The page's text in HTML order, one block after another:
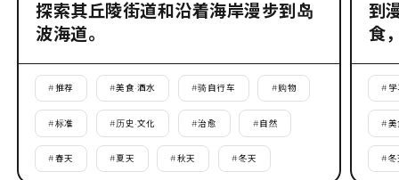
探索其丘陵街道和沿着海岸漫步到岛
波海道。
#推荐 #美食·酒水 #骑自行车 #购物
#标准 #历史·文化 #治愈 #自然
#春天 #夏天 #秋天 #冬天
到
食
# 学
#美
#冬